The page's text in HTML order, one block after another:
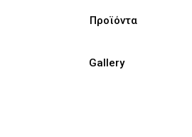
Προϊόντα
Gallery